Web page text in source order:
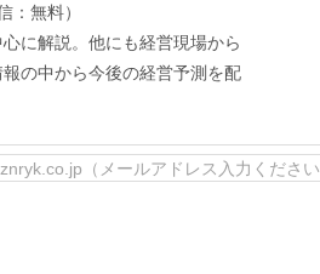
：無料）
に解説。他にも経営現場から
の中から今後の経営予測を配